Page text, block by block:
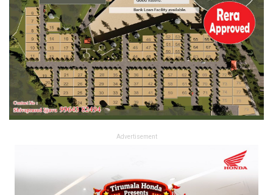
Advertisement